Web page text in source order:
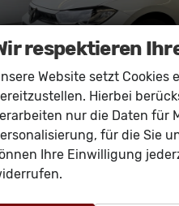
Volkswagen Polo
sofort lieferbar
respektieren
Website setzt Cookies
Hierbei
nur die Daten für
für die Sie
Ihre Einwilligung